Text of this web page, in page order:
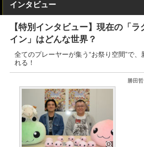
インタビュー
【特別インタビュー】現在の「ラ
イン」はどんな世界？
全てのプレーヤーが集う“お祭り空間”で、
れる！
勝田